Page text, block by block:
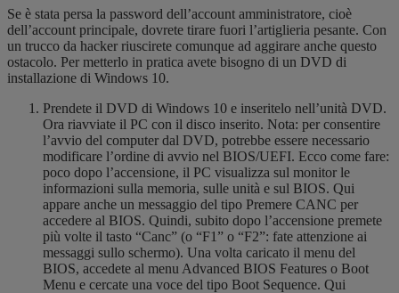
Se è stata persa la password dell’account amministratore, cioè
dell’account principale, dovrete tirare fuori l’artiglieria pesante. Con
un trucco da hacker riuscirete comunque ad aggirare anche questo
ostacolo. Per metterlo in pratica avete bisogno di un DVD di
installazione di Windows 10.
Prendete il DVD di Windows 10 e inseritelo nell’unità DVD.
Ora riavviate il PC con il disco inserito. Nota: per consentire
l’avvio del computer dal DVD, potrebbe essere necessario
modificare l’ordine di avvio nel BIOS/UEFI. Ecco come fare:
poco dopo l’accensione, il PC visualizza sul monitor le
informazioni sulla memoria, sulle unità e sul BIOS. Qui
appare anche un messaggio del tipo Premere CANC per
accedere al BIOS. Quindi, subito dopo l’accensione premete
più volte il tasto “Canc” (o “F1” o “F2”: fate attenzione ai
messaggi sullo schermo). Una volta caricato il menu del
BIOS, accedete al menu Advanced BIOS Features o Boot
Menu e cercate una voce del tipo Boot Sequence. Qui